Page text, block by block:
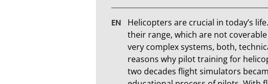
Helicopters are crucial in today’s
their range, which are not
very complex systems, both,
reasons why pilot training for
two decades flight simulators